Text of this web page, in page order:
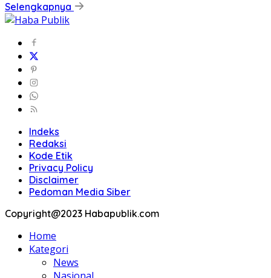
Selengkapnya
Indeks
Redaksi
Kode Etik
Privacy Policy
Disclaimer
Pedoman Media Siber
Copyright@2023 Habapublik.com
Home
Kategori
News